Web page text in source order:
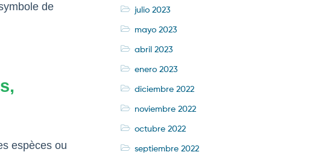
de
espèces ou
julio 2023
mayo 2023
abril 2023
enero 2023
diciembre 2022
noviembre 2022
octubre 2022
septiembre 2022